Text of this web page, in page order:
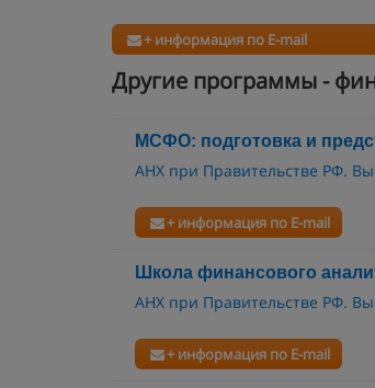
+ информация по E-mail
Другие программы -
МСФО: подготовка и
АНХ при Правительстве РФ.
+ информация по E-mail
Школа финансового
АНХ при Правительстве РФ.
+ информация по E-mail